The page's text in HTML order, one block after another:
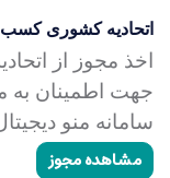
اتحادیه کشوری
اخذ مجوز از
جهت اطمینان به
سامانه منو
مشاهده مجوز